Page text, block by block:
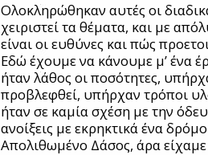
Ολοκληρώθηκαν αυτές οι
χειριστεί τα θέματα, και με
είναι οι ευθύνες και πώς
Εδώ έχουμε να κάνουμε μ’ ένα
ήταν λάθος οι ποσότητες,
προβλεφθεί, υπήρχαν τρόποι
ήταν σε καμία σχέση με την
ανοίξεις με εκρηκτικά ένα
Απολιθωμένο Δάσος, άρα